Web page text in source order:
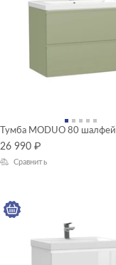
Тумба MODUO 80 шалфей
26 990 ₽
Сравнить